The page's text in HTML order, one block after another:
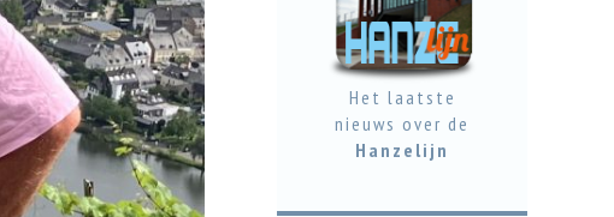
Het laatste
nieuws over de
Hanzelijn